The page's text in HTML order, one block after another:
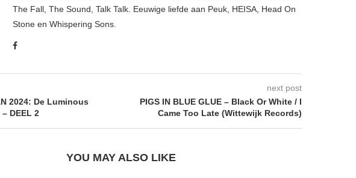
The Fall, The Sound, Talk Talk. Eeuwige liefde aan Peuk, HEISA, Head On
Stone en Whispering Sons.
2024: De Luminous
DEEL 2
next post
PIGS IN BLUE GLUE – Black Or White / I
Came Too Late (Wittewijk Records)
YOU MAY ALSO LIKE